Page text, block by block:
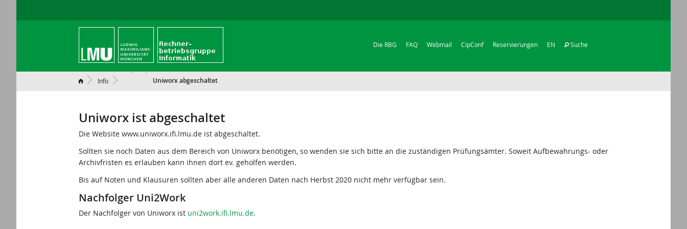
Die RBG FAQ Webmail CipConf Reservierungen EN Suche
Info Uniworx abgeschaltet
Uniworx ist abgeschaltet
Die Website www.uniworx.ifi.lmu.de ist abgeschaltet.
Sollten sie noch Daten aus dem Bereich von Uniworx benötigen, so wenden sie sich bitte an die zuständigen Prüfungsämter. Soweit Aufbewahrungs- oder
Archivfristen es erlauben kann ihnen dort ev. geholfen werden.
Bis auf Noten und Klausuren sollten aber alle anderen Daten nach Herbst 2020 nicht mehr verfügbar sein.
Nachfolger Uni2Work
Der Nachfolger von Uniworx ist uni2work.ifi.lmu.de.